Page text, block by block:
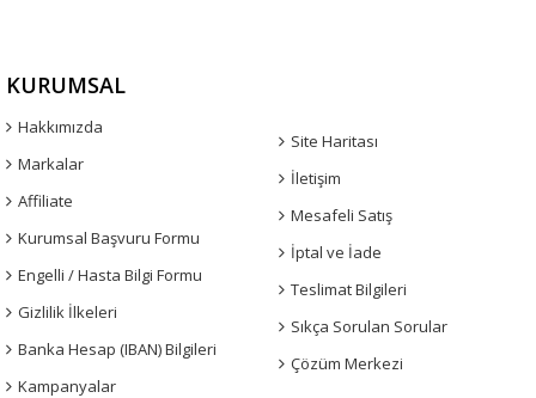
KURUMSAL
Hakkımızda
Markalar
Affiliate
Kurumsal Başvuru Formu
Engelli / Hasta Bilgi Formu
Gizlilik İlkeleri
Banka Hesap (IBAN) Bilgileri
Kampanyalar
Site Haritası
İletişim
Mesafeli Satış
İptal ve İade
Teslimat Bilgileri
Sıkça Sorulan Sorular
Çözüm Merkezi